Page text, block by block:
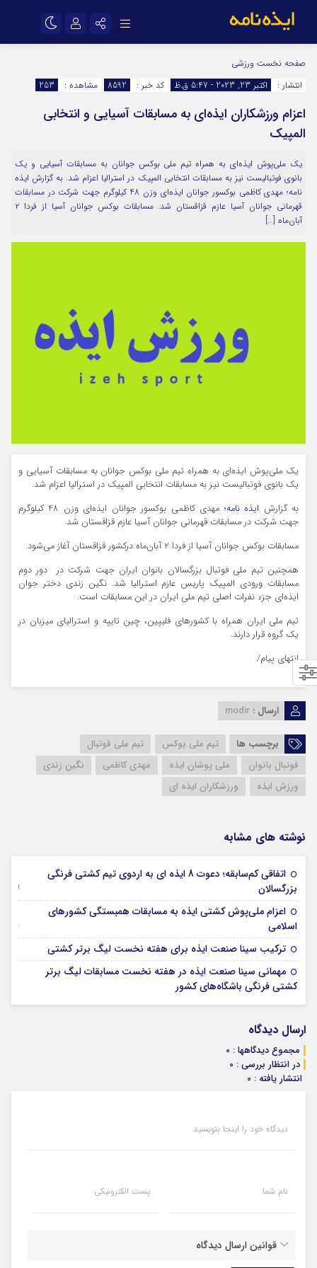
اینستاگرام
سروش
ایتا
آپارات
اپلیکیشن رمز عبور
مرا به خاطر بسپار
صفحه نخست ورزشی
انتشار :
اکتبر 23, 2023 - 5:47 ق.ظ کد خبر : 8592 مشاهده : 253
اعزام ورزشکاران ایذه‌ای به مسابقات آسیایی و انتخابی
المپیک
یک ملی‌پوش ایذه‌ای به همراه تیم ملی بوکس جوانان به مسابقات آسیایی و یک
بانوی فوتبالیست نیز به مسابقات انتخابی المپیک در استرالیا اعزام شد. به گزارش ایذه
نامه؛ مهدی کاظمی بوکسور جوانان ایذه‌ای وزن 48 کیلوگرم جهت شرکت در مسابقات
قهرمانی جوانان آسیا عازم قزاقستان شد. مسابقات بوکس جوانان آسیا از فردا ۲
آبان‌ماه […]
یک ملی‌پوش ایذه‌ای به همراه تیم ملی بوکس جوانان به مسابقات آسیایی و
یک بانوی فوتبالیست نیز به مسابقات انتخابی المپیک در استرالیا اعزام شد.
به گزارش ایذه نامه
؛ مهدی کاظمی بوکسور جوانان ایذه‌ای وزن 48 کیلوگرم
جهت شرکت در مسابقات قهرمانی جوانان آسیا عازم قزاقستان شد.
مسابقات بوکس جوانان آسیا از فردا ۲ آبان‌ماه در‌کشور قزاقستان آغاز می‌شود.
همچنین تیم ملی فوتبال بزرگسالان بانوان ایران جهت شرکت در دور دوم
مسابقات ورودی المپیک پاریس عازم استرالیا شد. نگین زندی دختر جوان
ایذه‌ای جزء نفرات اصلی تیم ملی ایران در این مسابقات است.
تیم ملی ایران همراه با کشورهای فلیپین، چین تایپه و استرالیای میزبان در
یک ‌گروه قرار دارند.
انتهای پیام/
ارسال : modir
برچسب ها تیم ملی بوکس
تیم ملی فوتبال
فوتبال بانوان
ملی پوشان ایذه مهدی کاظمی
نگین زندی
ورزش ایذه
ورزشکاران ایذه ای
نوشته های مشابه
اتفاقی کم‌سابقه؛ دعوت 8 ایذه ای به اردوی تیم کشتی فرنگی
بزرگسالان
09 جولای 2026
اعزام ملی‌پوش کشتی ایذه به مسابقات همبستگی کشورهای
اسلامی
15 نوامبر 2025
ترکیب سینا صنعت ایذه برای هفته نخست لیگ برتر کشتی
مهمانی سینا صنعت ایذه در هفته نخست مسابقات لیگ برتر
کشتی فرنگی باشگاه‌های کشور
ارسال دیدگاه
مجموع دیدگاهها : 0
در انتظار بررسی : 0
انتشار یافته : 0
دیدگاه خود را اینجا بنویسید
نام شما پست الکترونیکی
قوانین ارسال دیدگاه